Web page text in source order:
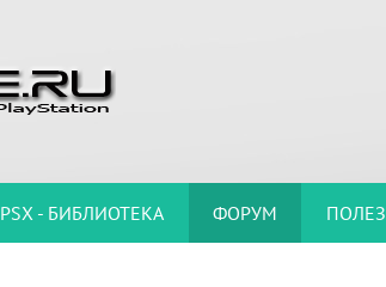
PSX - БИБЛИОТЕКА ФОРУМ